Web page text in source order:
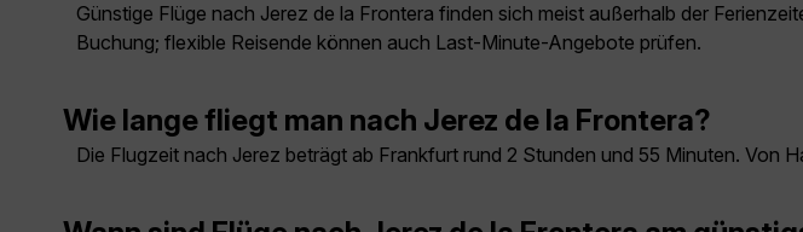
Günstige Flüge nach Jerez de la Frontera finden sich meist außerhalb der
Buchung; flexible Reisende können auch Last-Minute-Angebote prüfen.
Wie lange fliegt man nach Jerez de la Frontera?
Die Flugzeit nach Jerez beträgt ab Frankfurt rund 2 Stunden und 55 Minuten. Von